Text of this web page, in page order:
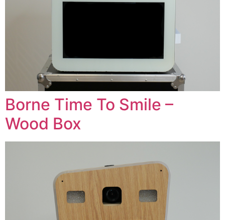
Borne Time To Smile –
Wood Box